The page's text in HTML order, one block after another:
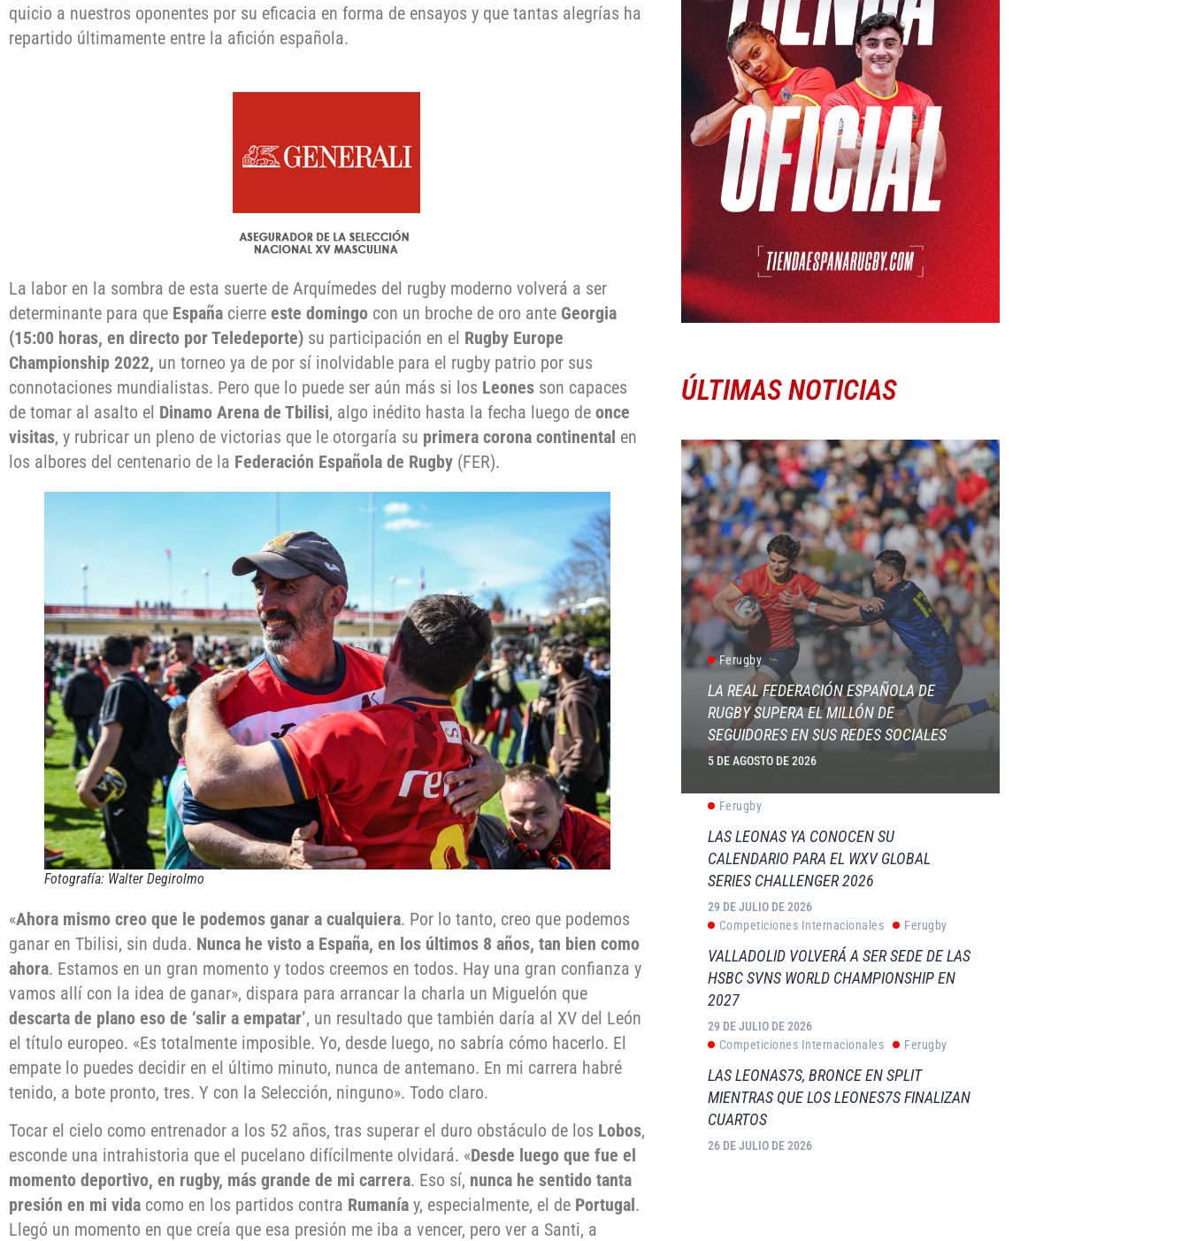
quicio a nuestros oponentes por su eficacia en forma de ensayos y que tantas alegrías ha
repartido últimamente entre la afición española.
La labor en la sombra de esta suerte de Arquímedes del rugby moderno volverá a ser
determinante para que España cierre este domingo con un broche de oro ante Georgia
(15:00 horas, en directo por Teledeporte) su participación en el Rugby Europe
Championship 2022, un torneo ya de por sí inolvidable para el rugby patrio por sus
connotaciones mundialistas. Pero que lo puede ser aún más si los Leones son capaces
de tomar al asalto el Dinamo Arena de Tbilisi, algo inédito hasta la fecha luego de once
visitas, y rubricar un pleno de victorias que le otorgaría su primera corona continental en
los albores del centenario de la Federación Española de Rugby (FER).
Fotografía: Walter Degirolmo
«Ahora mismo creo que le podemos ganar a cualquiera. Por lo tanto, creo que podemos
ganar en Tbilisi, sin duda. Nunca he visto a España, en los últimos 8 años, tan bien como
ahora. Estamos en un gran momento y todos creemos en todos. Hay una gran confianza y
vamos allí con la idea de ganar», dispara para arrancar la charla un Miguelón que
descarta de plano eso de ‘salir a empatar’, un resultado que también daría al XV del León
el título europeo. «Es totalmente imposible. Yo, desde luego, no sabría cómo hacerlo. El
empate lo puedes decidir en el último minuto, nunca de antemano. En mi carrera habré
tenido, a bote pronto, tres. Y con la Selección, ninguno». Todo claro.
Tocar el cielo como entrenador a los 52 años, tras superar el duro obstáculo de los Lobos,
esconde una intrahistoria que el pucelano difícilmente olvidará. «Desde luego que fue el
momento deportivo, en rugby, más grande de mi carrera. Eso sí, nunca he sentido tanta
presión en mi vida como en los partidos contra Rumanía y, especialmente, el de Portugal.
Llegó un momento en que creía que esa presión me iba a vencer, pero ver a Santi, a
ÚLTIMAS NOTICIAS
Ferugby
LA REAL FEDERACIÓN ESPAÑOLA DE
RUGBY SUPERA EL MILLÓN DE
SEGUIDORES EN SUS REDES SOCIALES
5 DE AGOSTO DE 2026
Ferugby
LAS LEONAS YA CONOCEN SU
CALENDARIO PARA EL WXV GLOBAL
SERIES CHALLENGER 2026
29 DE JULIO DE 2026
Competiciones Internacionales
Ferugby
VALLADOLID VOLVERÁ A SER SEDE DE LAS
HSBC SVNS WORLD CHAMPIONSHIP EN
2027
29 DE JULIO DE 2026
Competiciones Internacionales
Ferugby
LAS LEONAS7S, BRONCE EN SPLIT
MIENTRAS QUE LOS LEONES7S FINALIZAN
CUARTOS
26 DE JULIO DE 2026